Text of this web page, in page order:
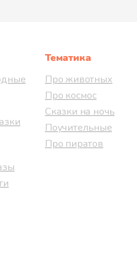
Тематика
Про животных
Про космос
Сказки на ночь
Поучительные
Про пиратов